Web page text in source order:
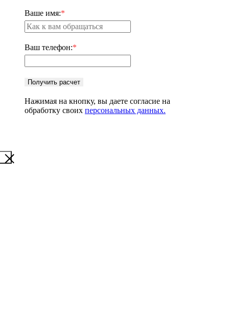
Ваше имя:*
Ваш телефон:*
Получить расчет
Нажимая на кнопку, вы даете согласие на
обработку своих персональных данных.